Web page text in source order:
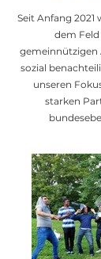
Seit Anfang 2021
dem
gemeinnützigen
sozial
unseren
starken